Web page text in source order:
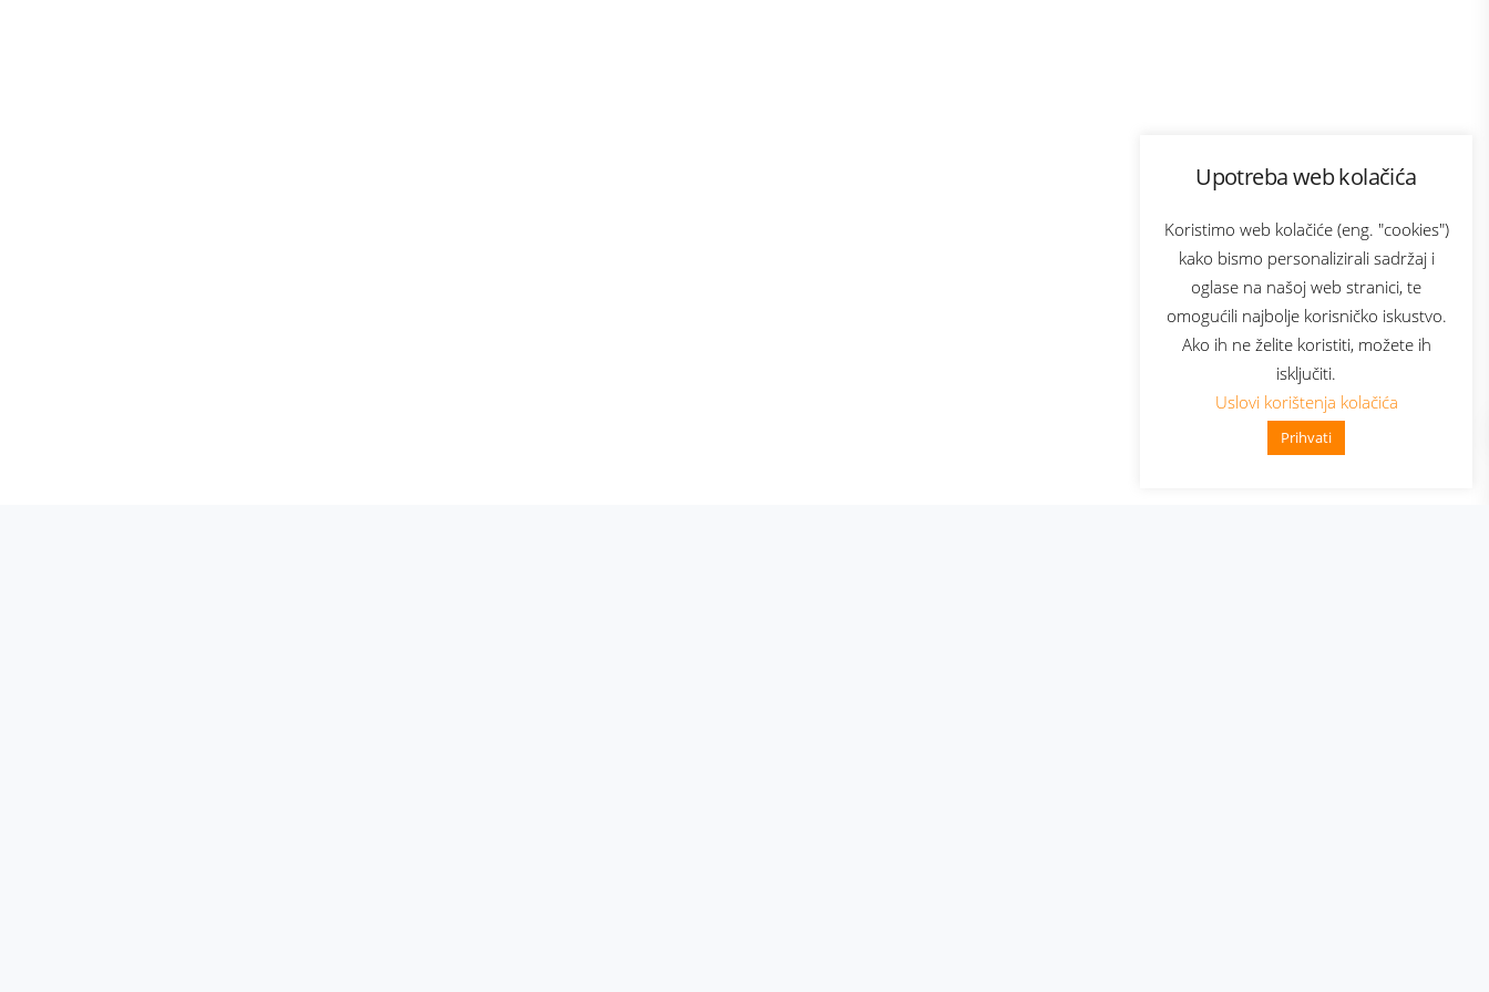
Upotreba web kolačića
Koristimo web kolačiće (eng. "cookies")
kako bismo personalizirali sadržaj i
oglase na našoj web stranici, te
omogućili najbolje korisničko iskustvo.
Ako ih ne želite koristiti, možete ih
isključiti.
Uslovi korištenja kolačića
Prihvati
👋 Zdravo, kako mogu pomoći
Bonus plus
Prijava za newsletter